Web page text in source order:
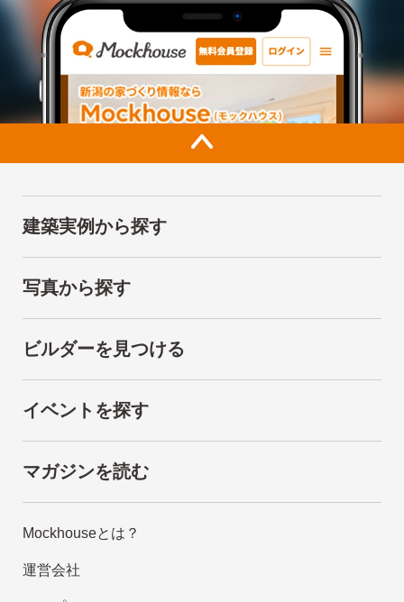
建築実例から探す
写真から探す
ビルダーを見つける
イベントを探す
マガジンを読む
Mockhouseとは？
運営会社